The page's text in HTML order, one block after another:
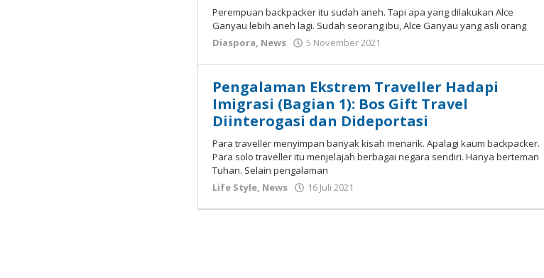
Perempuan backpacker itu sudah aneh. Tapi apa yang dilakukan Alce
Ganyau lebih aneh lagi. Sudah seorang ibu, Alce Ganyau yang asli orang
Diaspora, News 5 November 2021
Susanto
Pengalaman Ekstrem Traveller Hadapi
Imigrasi (Bagian 1): Bos Gift Travel
Diinterogasi dan Dideportasi
Para traveller menyimpan banyak kisah menarik. Apalagi kaum backpacker.
Para solo traveller itu menjelajah berbagai negara sendiri. Hanya berteman
Tuhan. Selain pengalaman
Life Style, News 16 Juli 2021
Susanto